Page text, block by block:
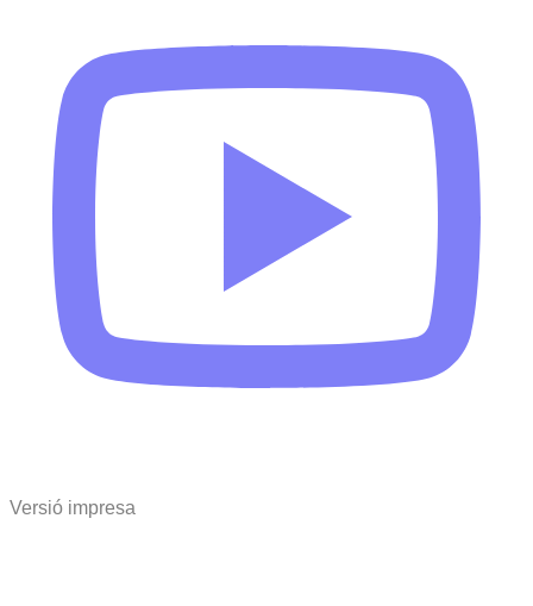
Versió impresa